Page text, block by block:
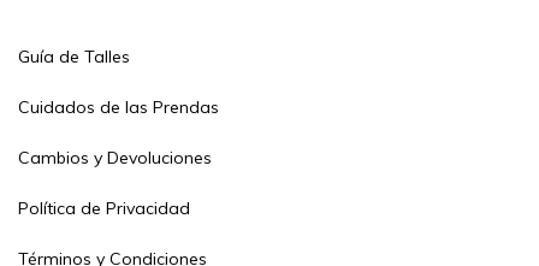
Guía de Talles
Cuidados de las Prendas
Cambios y Devoluciones
Política de Privacidad
Términos y Condiciones